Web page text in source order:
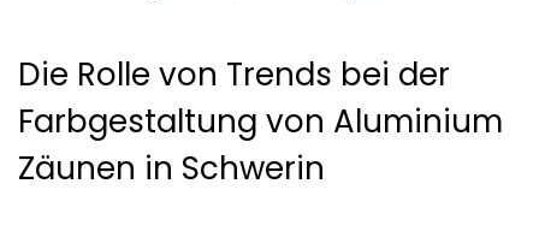
Die Rolle von Trends bei der
Farbgestaltung von Aluminium
Zäunen in Schwerin